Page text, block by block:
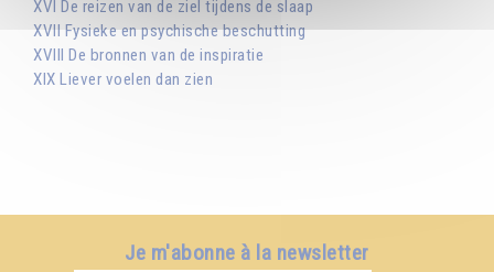
XVI De reizen van de ziel tijdens de slaap
XVII Fysieke en psychische beschutting
XVIII De bronnen van de inspiratie
XIX Liever voelen dan zien
Je m'abonne à la newsletter